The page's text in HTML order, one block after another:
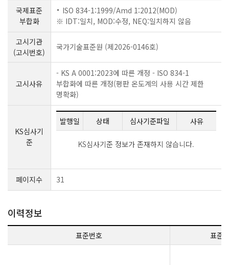
국제표준
부합화
ISO 834-1:1999/Amd 1:2012(MOD)
※ IDT:일치, MOD:수정, NEQ:일치하지 않음
고시기관
(고시번호)
국가기술표준원 (제2026-0146호)
고시사유
- KS A 0001:2023에 따른 개정 - ISO 834-1
부합화에 따른 개정(평판 온도계의 사용 시간 제한
명확화)
KS심사기
준
발행일 상태 심사기준파일 사유
KS심사기준 정보가 존재하지 않습니다.
페이지수 31
이력정보
표준번호 표준